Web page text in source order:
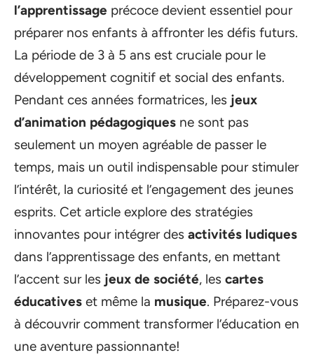
l’apprentissage précoce devient essentiel pour
préparer nos enfants à affronter les défis futurs.
La période de 3 à 5 ans est cruciale pour le
développement cognitif et social des enfants.
Pendant ces années formatrices, les jeux
d’animation pédagogiques ne sont pas
seulement un moyen agréable de passer le
temps, mais un outil indispensable pour stimuler
l’intérêt, la curiosité et l’engagement des jeunes
esprits. Cet article explore des stratégies
innovantes pour intégrer des activités ludiques
dans l’apprentissage des enfants, en mettant
l’accent sur les jeux de société, les cartes
éducatives et même la musique. Préparez-vous
à découvrir comment transformer l’éducation en
une aventure passionnante!